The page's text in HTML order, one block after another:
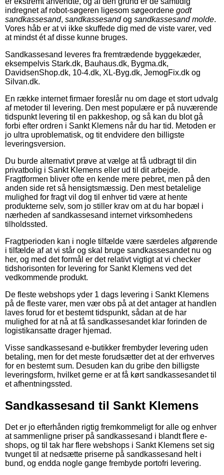
indregnet af robot-søgeren ligesom søgeordene godt
sandkassesand, sandkassesandog sandkassesand molde.
Vores håb er at vi ikke skuffede dig med de viste varer, ved
at mindst ét af disse kunne bruges.
Sandkassesand leveres fra fremtrædende byggekæder,
eksempelvis Stark.dk, Bauhaus.dk, Bygma.dk,
DavidsenShop.dk, 10-4.dk, XL-Byg.dk, JemogFix.dk og
Silvan.dk.
En række internet firmaer foreslår nu om dage et stort udvalg
af metoder til levering. Den mest populære er på nuværende
tidspunkt levering til en pakkeshop, og så kan du blot gå
forbi efter ordren i Sankt Klemens når du har tid. Metoden er
jo ultra uproblematisk, og tit endvidere den billigste
leveringsversion.
Du burde alternativt prøve at vælge at få udbragt til din
privatbolig i Sankt Klemens eller ud til dit arbejde.
Fragtformen bliver ofte en kende mere pebret, men på den
anden side ret så hensigtsmæssig. Den mest betalelige
mulighed for fragt vil dog til enhver tid være at hente
produkterne selv, som jo stiller krav om at du har bopæl i
nærheden af sandkassesand internet virksomhedens
tilholdssted.
Fragtperioden kan i nogle tilfælde være særdeles afgørende
i tilfælde af at vi står og skal bruge sandkassesandet nu og
her, og med det formål er det relativt vigtigt at vi checker
tidshorisonten for levering for Sankt Klemens ved det
vedkommende produkt.
De fleste webshops yder 1 dags levering i Sankt Klemens
på de fleste varer, men vær obs på at det antager at handlen
laves forud for et bestemt tidspunkt, sådan at de har
mulighed for at nå at få sandkassesandet klar forinden de
logistikansatte drager hjemad.
Visse sandkassesand e-butikker frembyder levering uden
betaling, men for det meste forudsætter det at der erhverves
for en bestemt sum. Desuden kan du gribe den billigste
leveringsform, hvilket gerne er at få kørt sandkassesandet til
et afhentningssted.
Sandkassesand til Sankt Klemens
Det er jo efterhånden rigtig fremkommeligt for alle og enhver
at sammenligne priser på sandkassesand i blandt flere e-
shops, og til tak har flere webshops i Sankt Klemens set sig
tvunget til at nedsætte priserne på sandkassesand helt i
bund, og endda nogle gange frembyde portofri levering.